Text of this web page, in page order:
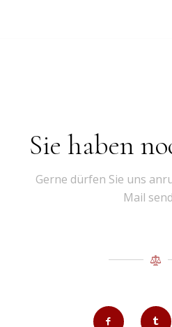
Sie haben
Gerne dürfen Sie uns
Mail